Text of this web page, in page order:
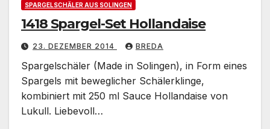
SPARGELSCHÄLER AUS SOLINGEN
1418 Spargel-Set Hollandaise
23. DEZEMBER 2014 BREDA
Spargelschäler (Made in Solingen), in Form eines
Spargels mit beweglicher Schälerklinge,
kombiniert mit 250 ml Sauce Hollandaise von
Lukull. Liebevoll…